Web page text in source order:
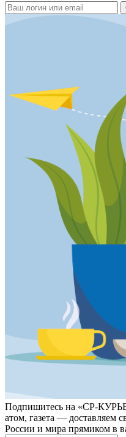
Подпишитесь на «СР-
атом, газета — доставляем
России и мира прямиком в